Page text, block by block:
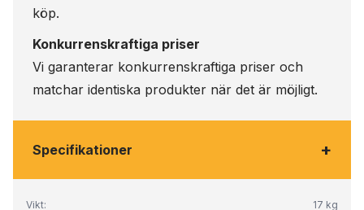
köp.
Konkurrenskraftiga priser
Vi garanterar konkurrenskraftiga priser och
matchar identiska produkter när det är möjligt.
Specifikationer +
Vikt: 17 kg